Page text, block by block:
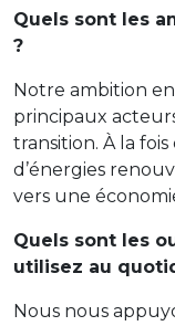
Quels sont les
?
Notre ambition en
principaux
transition. À la
d’énergies
vers une
Quels sont les
utilisez au
Nous nous